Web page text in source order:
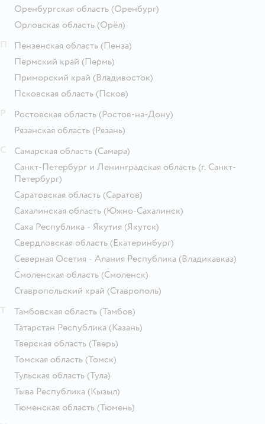
Оренбургская область (Оренбург)
Орловская область (Орёл)
Пензенская область (Пенза)
Пермский край (Пермь)
Приморский край (Владивосток)
Псковская область (Псков)
Ростовская область (Ростов-на-Дону)
Рязанская область (Рязань)
Самарская область (Самара)
Санкт-Петербург и Ленинградская область (г. Санкт-
Петербург)
Саратовская область (Саратов)
Сахалинская область (Южно-Сахалинск)
Саха Республика - Якутия (Якутск)
Свердловская область (Екатеринбург)
Северная Осетия - Алания Республика (Владикавказ)
Смоленская область (Смоленск)
Ставропольский край (Ставрополь)
Тамбовская область (Тамбов)
Татарстан Республика (Казань)
Тверская область (Тверь)
Томская область (Томск)
Тульская область (Тула)
Тыва Республика (Кызыл)
Тюменская область (Тюмень)